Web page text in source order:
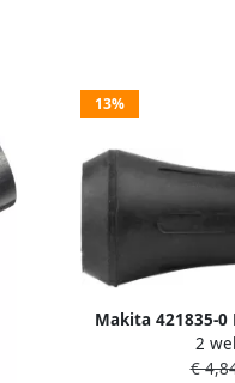
13%
Makita 421835-
2
€